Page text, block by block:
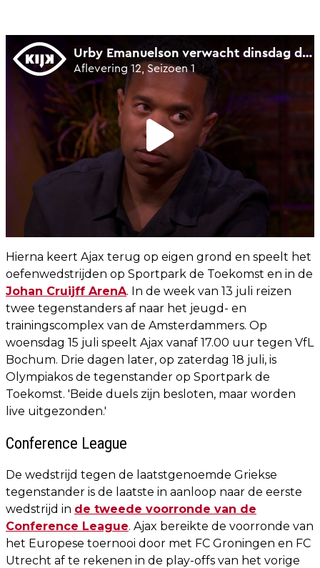
Hierna keert Ajax terug op eigen grond en speelt het
oefenwedstrijden op Sportpark de Toekomst en in de
Johan Cruijff ArenA. In de week van 13 juli reizen
twee tegenstanders af naar het jeugd- en
trainingscomplex van de Amsterdammers. Op
woensdag 15 juli speelt Ajax vanaf 17.00 uur tegen VfL
Bochum. Drie dagen later, op zaterdag 18 juli, is
Olympiakos de tegenstander op Sportpark de
Toekomst. 'Beide duels zijn besloten, maar worden
live uitgezonden.'
Conference League
De wedstrijd tegen de laatstgenoemde Griekse
tegenstander is de laatste in aanloop naar de eerste
wedstrijd in de tweede voorronde van de
Conference League. Ajax bereikte de voorronde van
het Europese toernooi door met FC Groningen en FC
Utrecht af te rekenen in de play-offs van het vorige